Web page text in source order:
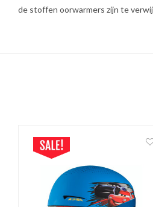
de stoffen oorwarmers zijn te